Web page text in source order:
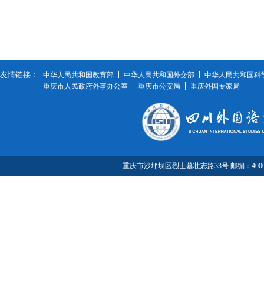
友情链接： 中华人民共和国教育部 中华人民共和国外交部
中华人民共和国科
重庆市人民政府外事办公室
重庆市公安局 重庆外国专家局
重庆市沙坪坝区烈士墓壮志路33号 邮编：